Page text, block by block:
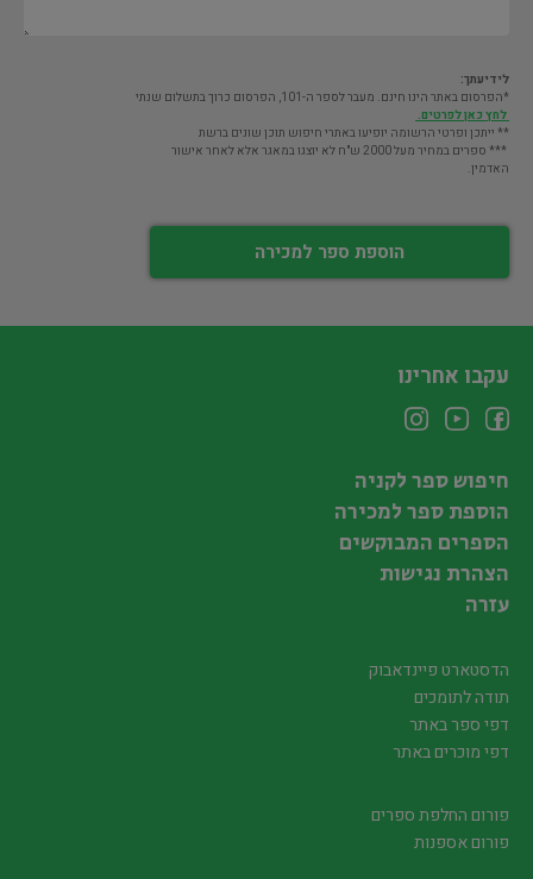
לידיעתך:
*הפרסום באתר הינו חינם. מעבר לספר ה-101, הפרסום כרוך בתשלום שנתי
לחץ כאן לפרטים.
** ייתכן ופרטי הרשומה יופיעו באתרי חיפוש תוכן שונים ברשת
*** ספרים במחיר מעל 2000 ש"ח לא יוצגו במאגר אלא לאחר אישור
האדמין.
הוספת ספר למכירה
עקבו אחרינו
חיפוש ספר לקניה
הוספת ספר למכירה
הספרים המבוקשים
הצהרת נגישות
עזרה
הדסטארט פיינדאבוק
תודה לתומכים
דפי ספר באתר
דפי מוכרים באתר
פורום החלפת ספרים
פורום אספנות